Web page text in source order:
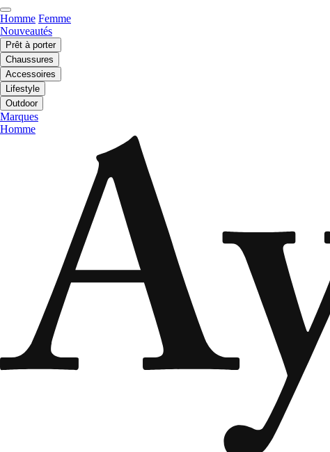
Homme Femme
Nouveautés
Prêt à porter
Chaussures
Accessoires
Lifestyle
Outdoor
Marques
Homme